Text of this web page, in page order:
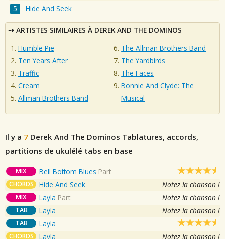
Hide And Seek
ARTISTES SIMILAIRES À DEREK AND THE DOMINOS
Humble Pie
Ten Years After
Traffic
Cream
Allman Brothers Band
The Allman Brothers Band
The Yardbirds
The Faces
Bonnie And Clyde: The
Musical
Il y a 7 Derek And The Dominos Tablatures, accords,
partitions de ukulélé tabs en base
MIX Bell Bottom Blues Part
CHORDS Hide And Seek Notez la chanson !
MIX Layla Part Notez la chanson !
TAB Layla Notez la chanson !
TAB Layla
CHORDS Layla Notez la chanson !